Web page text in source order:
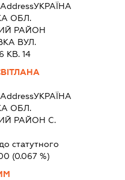
УКРАЇНА
ОБЛ.
РАЙОН
ВУЛ.
КВ. 14
УКРАЇНА
ОБЛ.
РАЙОН С.
статутного
(0.067 %)